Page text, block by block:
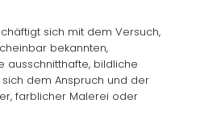
sich mit dem Versuch,
bekannten,
ausschnitthafte, bildliche
dem Anspruch und der
farblicher Malerei oder